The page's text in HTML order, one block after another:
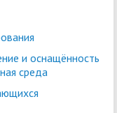
и оснащённость
среда